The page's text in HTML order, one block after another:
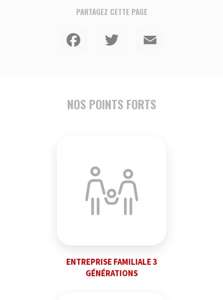
PARTAGEZ CETTE PAGE
NOS POINTS FORTS
ENTREPRISE FAMILIALE 3
GÉNÉRATIONS